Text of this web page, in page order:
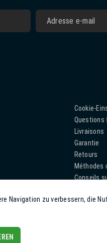
Cookie-
Questions
Livraisons
Garantie
Retours
Méthodes
Conseils
Navigation zu verbessern, die